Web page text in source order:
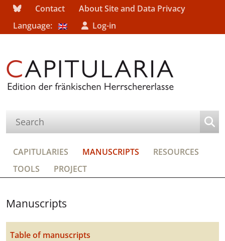
Contact
About Site and Data Privacy
Language:
Log-in
CAPITULARIES MANUSCRIPTS
RESOURCES
TOOLS
PROJECT
Manuscripts
Table of manuscripts